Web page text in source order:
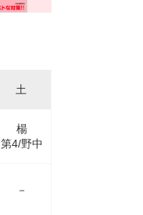
土
楊
第4/野中
－